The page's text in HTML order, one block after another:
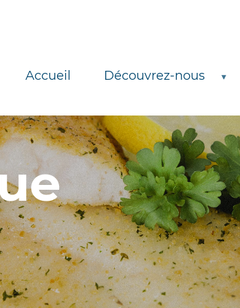
Accueil Découvrez-nous